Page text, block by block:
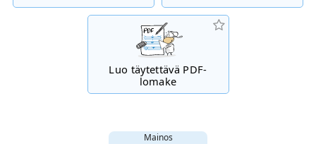
Luo täytettävä PDF-
lomake
Mainos